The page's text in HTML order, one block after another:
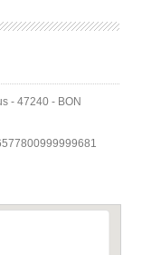
- 47240 - BON